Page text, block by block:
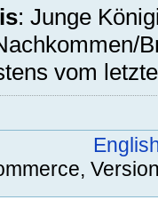
: Junge
vom